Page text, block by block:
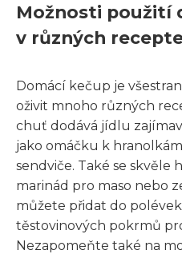
Možnosti použití
v různých
Domácí kečup je
oživit mnoho různých
chuť dodává jídlu
jako omáčku k
sendviče. Také se skvěle
marinád pro maso nebo
můžete přidat do
těstovinových pokrmů
Nezapomeňte také na